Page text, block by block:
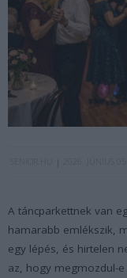
A táncparkettnek van
hamarabb emlékszik,
egy lépés, és hirtelen
az, hogy megmozdul-